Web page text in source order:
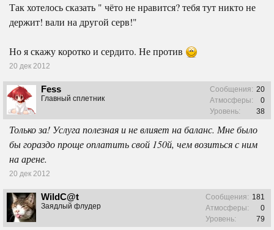
Так хотелось сказать " чёто не нравится? тебя тут никто не
держит! вали на другой серв!"
Но я скажу коротко и сердито. Не против
20 дек 2012
Fess
Главный сплетник
Сообщения: 20
Атмосферы:
0
Уровень:
38
Только за! Услуга полезная и не влияет на баланс. Мне было
бы гораздо проще оплатить свой 150й, чем возиться с ним
на арене.
20 дек 2012
WildC@t
Заядлый флудер
Сообщения: 181
Атмосферы:
0
Уровень:
79